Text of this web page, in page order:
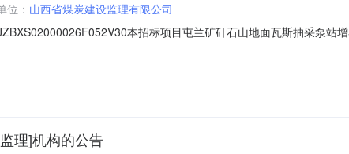
位： 山西省煤炭建设监理有限公司
本招标项目屯兰矿矸石山地面瓦斯抽采泵站
李云龙电话：0351-6215861代理机构：山西焦煤集团招标有限公司
理]机构的公告